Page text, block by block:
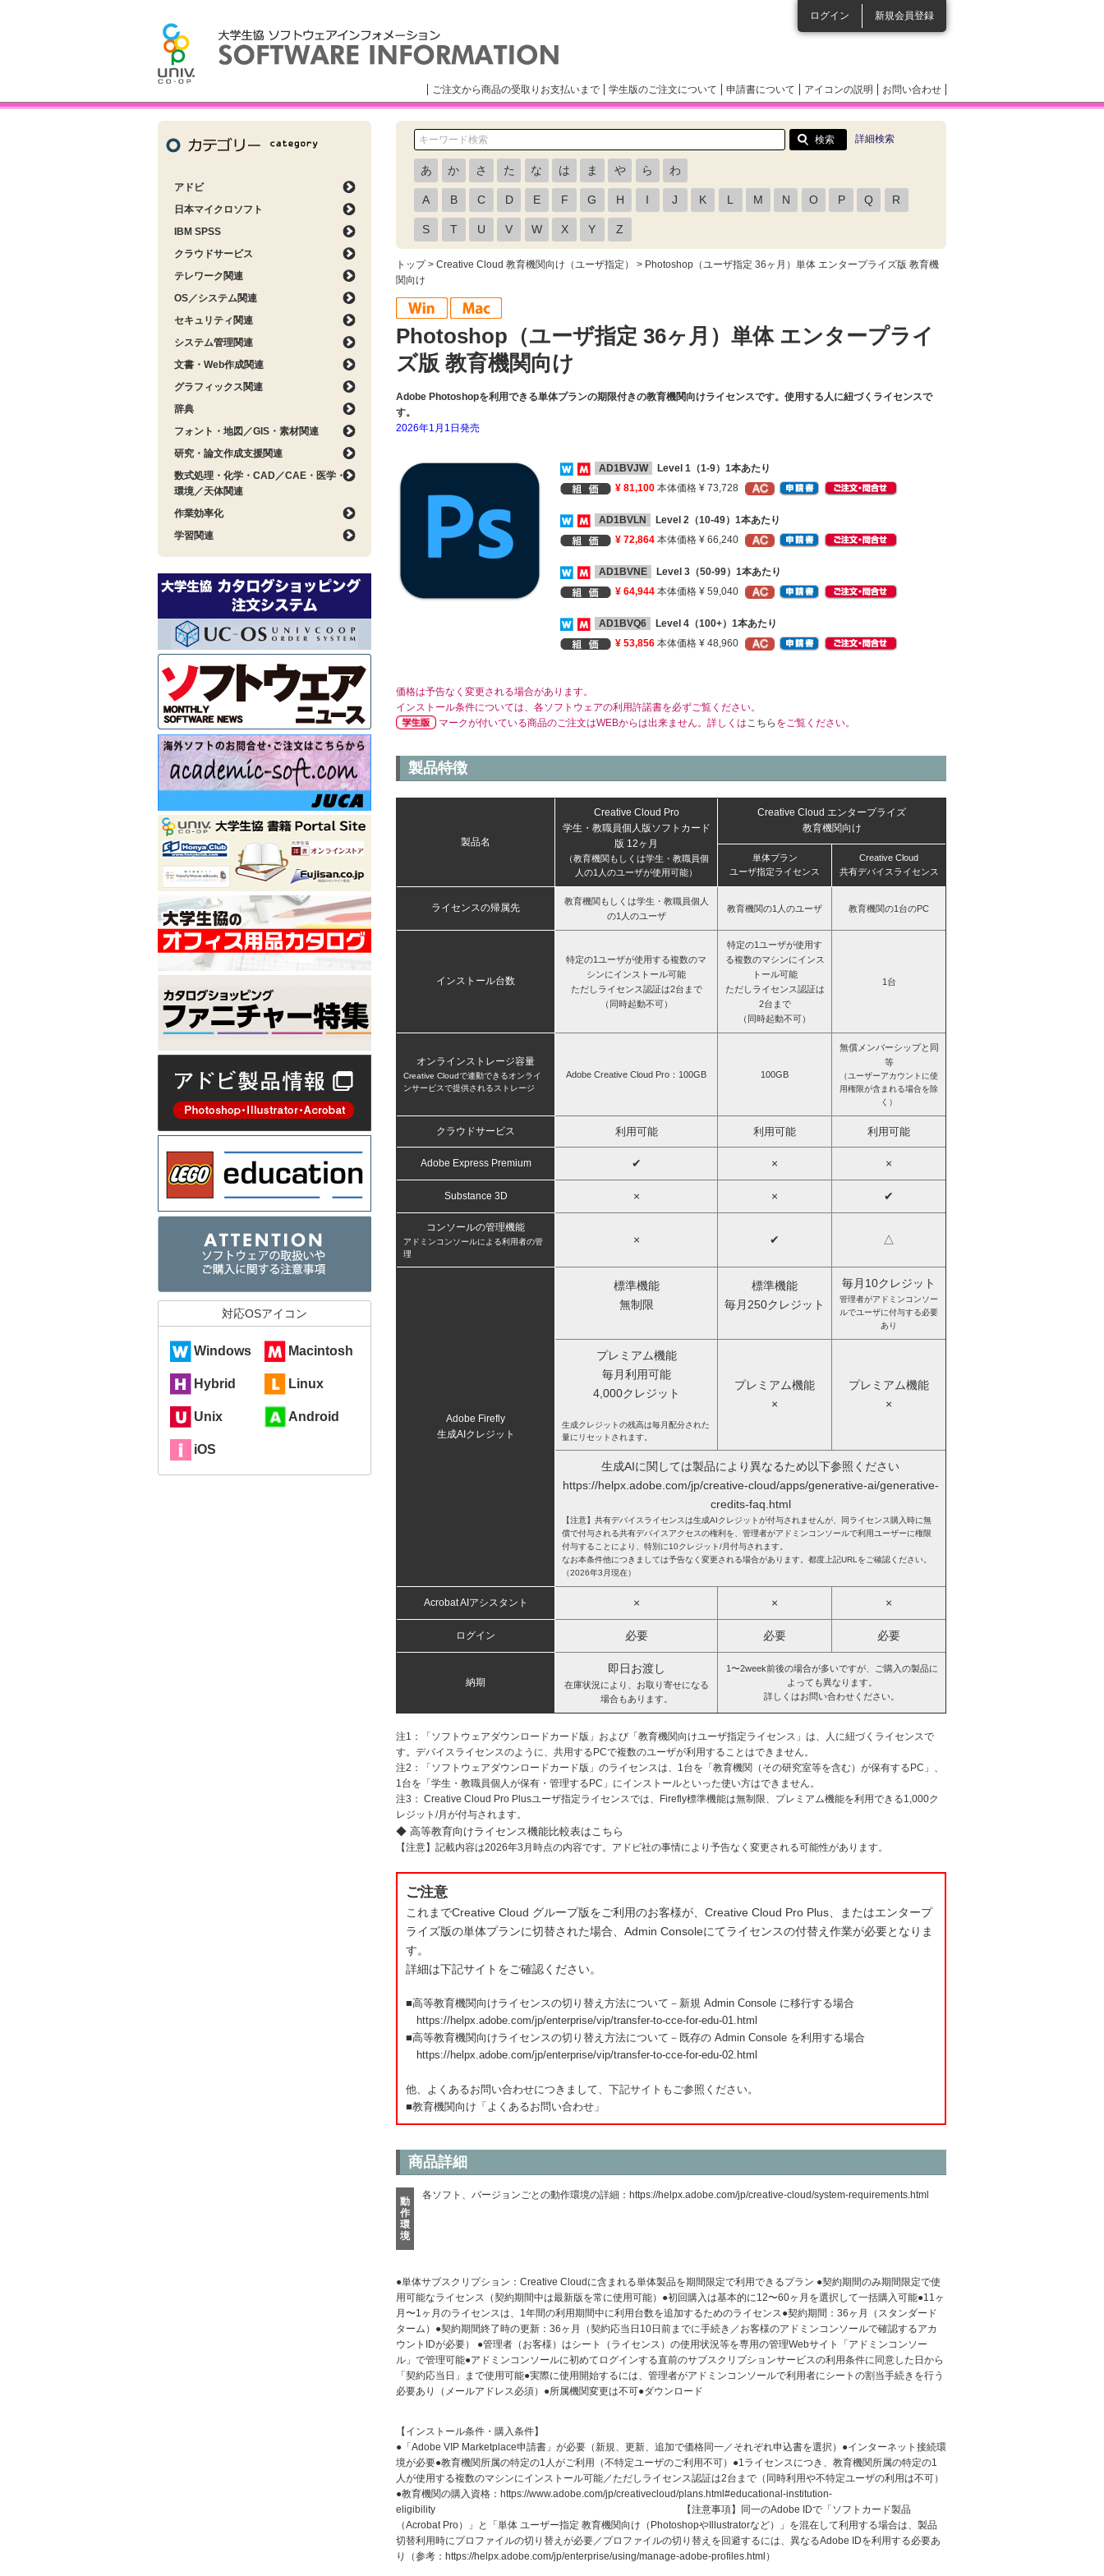
ログイン 新規会員登録
ご注文から商品の受取りお支払いまで 学生版のご注文について 申請書について アイコンの説明 お問い合わせ
詳細検索
あ か さ た な は ま や ら わ
A B C D E F G H I J K L M N O P Q R
S T U V W X Y Z
トップ> Creative Cloud 教育機関向け（ユーザ指定）
> Photoshop（ユーザ指定 36ヶ月）単体 エンタープライズ版 教育機
関向け
Photoshop（ユーザ指定 36ヶ月）単体 エンタープライ
ズ版 教育機関向け
Adobe Photoshopを利用できる単体プランの期限付きの教育機関向けライセンスです。使用する人に紐づくライセンスで
す。
2026年1月1日発売
AD1BVJW
Level 1（1-9）1本あたり
¥ 81,100 本体価格 ¥ 73,728
AD1BVLN
Level 2（10-49）1本あたり
¥ 72,864 本体価格 ¥ 66,240
AD1BVNE
Level 3（50-99）1本あたり
¥ 64,944 本体価格 ¥ 59,040
AD1BVQ6
Level 4（100+）1本あたり
¥ 53,856 本体価格 ¥ 48,960
価格は予告なく変更される場合があります。
インストール条件については、各ソフトウェアの利用許諾書を必ずご覧ください。
マークが付いている商品のご注文はWEBからは出来ません。詳しくはこちら をご覧ください。
製品特徴
製品名
Creative Cloud Pro
学生・教職員個人版ソフトカード
版 12ヶ月
（教育機関もしくは学生・教職員個
人の1人のユーザが使用可能）
Creative Cloud エンタープライズ
教育機関向け
単体プラン
ユーザ指定ライセンス
Creative Cloud
共有デバイスライセンス
ライセンスの帰属先
教育機関もしくは学生・教職員個人
の1人のユーザ
教育機関の1人のユーザ 教育機関の1台のPC
インストール台数
特定の1ユーザが使用する複数のマ
シンにインストール可能
ただしライセンス認証は2台まで
（同時起動不可）
特定の1ユーザが使用す
る複数のマシンにインス
トール可能
ただしライセンス認証は
2台まで
（同時起動不可）
1台
オンラインストレージ容量
Creative Cloudで連動できるオンライ
ンサービスで提供されるストレージ
Adobe Creative Cloud Pro：100GB 100GB
無償メンバーシップと同
等
（ユーザーアカウントに使
用権限が含まれる場合を除
く）
クラウドサービス 利用可能 利用可能 利用可能
Adobe Express Premium ✔ × ×
Substance 3D × × ✔
コンソールの管理機能
アドミンコンソールによる利用者の管
理
× ✔ △
Adobe Firefly
生成AIクレジット
標準機能
無制限
標準機能
毎月250クレジット
毎月10クレジット
管理者がアドミンコンソー
ルでユーザに付与する必要
あり
プレミアム機能
毎月利用可能
4,000クレジット
生成クレジットの残高は毎月配分された
量にリセットされます。
プレミアム機能
×
プレミアム機能
×
生成AIに関しては製品により異なるため以下参照ください
https://helpx.adobe.com/jp/creative-cloud/apps/generative-ai/generative-
credits-faq.html
【注意】共有デバイスライセンスは生成AIクレジットが付与されませんが、同ライセンス購入時に無
償で付与される共有デバイスアクセスの権利を、管理者がアドミンコンソールで利用ユーザーに権限
付与することにより、特別に10クレジット/月付与されます。
なお本条件他につきましては予告なく変更される場合があります。都度上記URLをご確認ください。
（2026年3月現在）
Acrobat AIアシスタント × × ×
ログイン 必要 必要 必要
納期
即日お渡し
在庫状況により、お取り寄せになる
場合もあります。
1〜2week前後の場合が多いですが、ご購入の製品に
よっても異なります。
詳しくはお問い合わせください。
注1：「ソフトウェアダウンロードカード版」および「教育機関向けユーザ指定ライセンス」は、人に紐づくライセンスで
す。デバイスライセンスのように、共用するPCで複数のユーザが利用することはできません。
注2：「ソフトウェアダウンロードカード版」のライセンスは、1台を「教育機関（その研究室等を含む）が保有するPC」、
1台を「学生・教職員個人が保有・管理するPC」にインストールといった使い方はできません。
注3： Creative Cloud Pro Plusユーザ指定ライセンスでは、Firefly標準機能は無制限、プレミアム機能を利用できる1,000ク
レジット/月が付与されます。
◆ 高等教育向けライセンス機能比較表はこちら
【注意】記載内容は2026年3月時点の内容です。アドビ社の事情により予告なく変更される可能性があります。
ご注意
これまでCreative Cloud グループ版をご利用のお客様が、Creative Cloud Pro Plus、またはエンタープ
ライズ版の単体プランに切替された場合、Admin Consoleにてライセンスの付替え作業が必要となりま
す。
詳細は下記サイトをご確認ください。
■高等教育機関向けライセンスの切り替え方法について－新規 Admin Console に移行する場合
https://helpx.adobe.com/jp/enterprise/vip/transfer-to-cce-for-edu-01.html
■高等教育機関向けライセンスの切り替え方法について－既存の Admin Console を利用する場合
https://helpx.adobe.com/jp/enterprise/vip/transfer-to-cce-for-edu-02.html
他、よくあるお問い合わせにつきまして、下記サイトもご参照ください。
■教育機関向け「よくあるお問い合わせ」
商品詳細
動
作
環
境
各ソフト、バージョンごとの動作環境の詳細： https://helpx.adobe.com/jp/creative-cloud/system-requirements.html
●単体サブスクリプション：Creative Cloudに含まれる単体製品を期間限定で利用できるプラン ●契約期間のみ期間限定で使
用可能なライセンス（契約期間中は最新版を常に使用可能）●初回購入は基本的に12〜60ヶ月を選択して一括購入可能●11ヶ
月〜1ヶ月のライセンスは、1年間の利用期間中に利用台数を追加するためのライセンス●契約期間：36ヶ月（スタンダード
ターム）●契約期間終了時の更新：36ヶ月（契約応当日10日前までに手続き／お客様のアドミンコンソールで確認するアカ
ウントIDが必要） ●管理者（お客様）はシート（ライセンス）の使用状況等を専用の管理Webサイト「アドミンコンソー
ル」で管理可能●アドミンコンソールに初めてログインする直前のサブスクリプションサービスの利用条件に同意した日から
「契約応当日」まで使用可能●実際に使用開始するには、管理者がアドミンコンソールで利用者にシートの割当手続きを行う
必要あり（メールアドレス必須）●所属機関変更は不可●ダウンロード
【インストール条件・購入条件】
●「Adobe VIP Marketplace申請書」が必要（新規、更新、追加で価格同一／それぞれ申込書を選択）●インターネット接続環
境が必要●教育機関所属の特定の1人がご利用（不特定ユーザのご利用不可）●1ライセンスにつき、教育機関所属の特定の1
人が使用する複数のマシンにインストール可能／ただしライセンス認証は2台まで（同時利用や不特定ユーザの利用は不可）
●教育機関の購入資格：https://www.adobe.com/jp/creativecloud/plans.html#educational-institution-
eligibility 【注意事項】同一のAdobe IDで「ソフトカード製品
（Acrobat Pro）」と「単体 ユーザー指定 教育機関向け（PhotoshopやIllustratorなど）」を混在して利用する場合は、製品
切替利用時にプロファイルの切り替えが必要／プロファイルの切り替えを回避するには、異なるAdobe IDを利用する必要あ
り（参考：https://helpx.adobe.com/jp/enterprise/using/manage-adobe-profiles.html）
アドビ
日本マイクロソフト
IBM SPSS
クラウドサービス
テレワーク関連
OS／システム関連
セキュリティ関連
システム管理関連
文書・Web作成関連
グラフィックス関連
辞典
フォント・地図／GIS・素材関連
研究・論文作成支援関連
数式処理・化学・CAD／CAE・医学・
環境／天体関連
作業効率化
学習関連
対応OSアイコン
Windows Macintosh
Hybrid Linux
Unix Android
iOS